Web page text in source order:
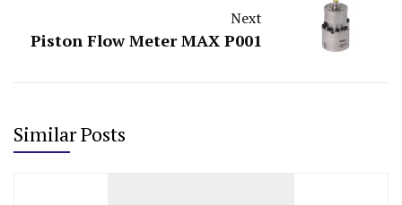
Next
Piston Flow Meter MAX P001
Similar Posts